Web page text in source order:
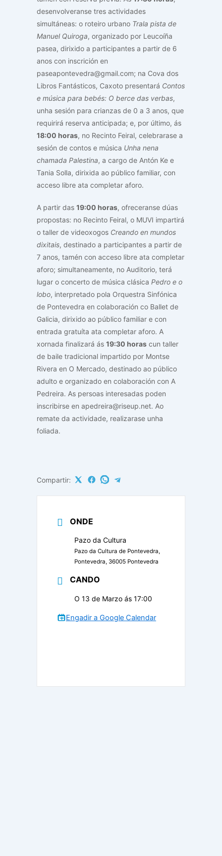
desenvolveranse tres actividades
simultáneas: o roteiro urbano Trala pista de
Manuel Quiroga, organizado por Leucoíña
pasea, dirixido a participantes a partir de 6
anos con inscrición en
paseapontevedra@gmail.com; na Cova dos
Libros Fantásticos, Caxoto presentará Contos
e música para bebés: O berce das verbas,
unha sesión para crianzas de 0 a 3 anos, que
requirirá reserva anticipada; e, por último, ás
18:00 horas, no Recinto Feiral, celebrarase a
sesión de contos e música Unha nena
chamada Palestina, a cargo de Antón Ke e
Tania Solla, dirixida ao público familiar, con
acceso libre ata completar aforo.
A partir das 19:00 horas, ofreceranse dúas
propostas: no Recinto Feiral, o MUVI impartirá
o taller de videoxogos Creando en mundos
dixitais, destinado a participantes a partir de
7 anos, tamén con acceso libre ata completar
aforo; simultaneamente, no Auditorio, terá
lugar o concerto de música clásica Pedro e o
lobo, interpretado pola Orquestra Sinfónica
de Pontevedra en colaboración co Ballet de
Galicia, dirixido ao público familiar e con
entrada gratuíta ata completar aforo. A
xornada finalizará ás 19:30 horas cun taller
de baile tradicional impartido por Montse
Rivera en O Mercado, destinado ao público
adulto e organizado en colaboración con A
Pedreira. As persoas interesadas poden
inscribirse en apedreira@riseup.net. Ao
remate da actividade, realizarase unha
foliada.
Compartir:
ONDE
Pazo da Cultura
Pazo da Cultura de Pontevedra,
Pontevedra, 36005 Pontevedra
CANDO
O 13 de Marzo ás 17:00
Engadir a Google Calendar